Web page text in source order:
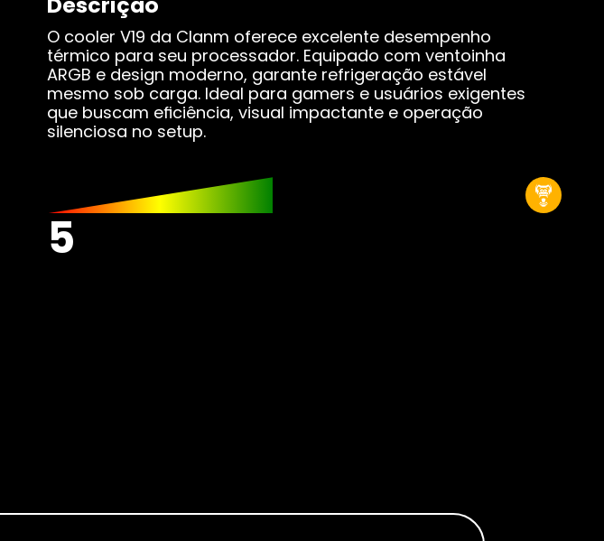
Combos
Placas de Vídeo
Water Coolers
SSDs
O cooler V19 da Clanm oferece excelente desempenho
térmico para seu processador. Equipado com ventoinha
ARGB e design moderno, garante refrigeração estável
mesmo sob carga. Ideal para gamers e usuários exigentes
que buscam eficiência, visual impactante e operação
silenciosa no setup.
5